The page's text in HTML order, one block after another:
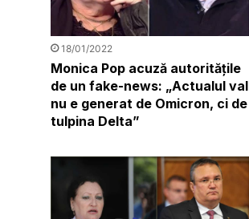
18/01/2022
Monica Pop acuză autoritățile
de un fake-news: „Actualul val
nu e generat de Omicron, ci de
tulpina Delta”